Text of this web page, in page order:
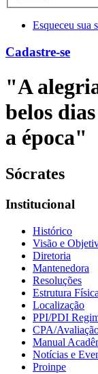
Esqueceu sua
Cadastre-se
"A
belos
a época"
Sócrates
Institucional
Histórico
Visão e
Diretoria
Mantenedora
Resoluções
Estrutura Física
Localização
PPI/PDI
CPA/
Manual
Notícias e
Proinpe